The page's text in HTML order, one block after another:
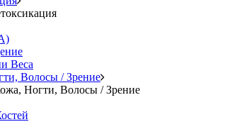
Веса
Волосы / Зрение
Ногти, Волосы / Зрение